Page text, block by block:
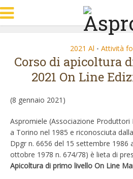
2021 Al • Attività
Corso di apicoltura
2021 On Line
(8 gennaio 2021)
Aspromiele (Associazione
a Torino nel 1985 e riconosciuta
Dpgr n. 6656 del 15 settembre 1986
ottobre 1978 n. 674/78) è lieta di
Apicoltura di primo livello On Line